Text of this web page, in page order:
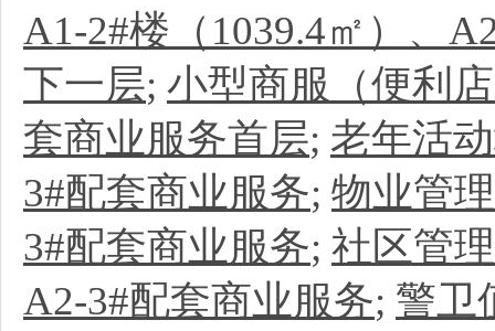
A1-2#楼（1039.4㎡）、
下一层; 小型商服（便利
套商业服务首层; 老年活
3#配套商业服务; 物业管
3#配套商业服务; 社区管
A2-3#配套商业服务; 警卫